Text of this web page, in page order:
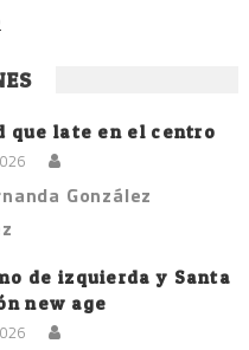
que late en el centro
González
de izquierda y Santa
new age